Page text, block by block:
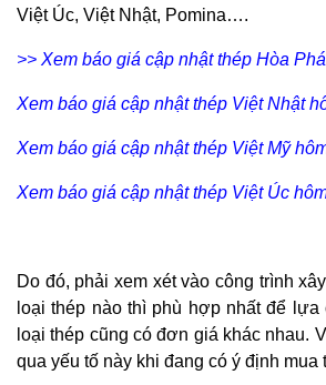
Việt Úc, Việt Nhật, Pomina….
>> Xem báo giá cập nhật thép Hòa
Xem báo giá cập nhật thép Việt Nhật
Xem báo giá cập nhật thép Việt Mỹ
Xem báo giá cập nhật thép Việt Úc
Do đó, phải xem xét vào công trình
loại thép nào thì phù hợp nhất để lựa
loại thép cũng có đơn giá khác nhau.
qua yếu tố này khi đang có ý định mua